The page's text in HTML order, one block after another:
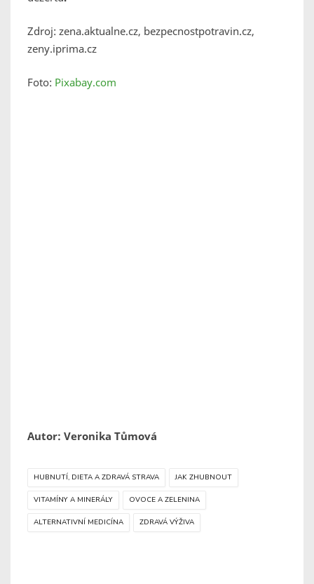
Zdroj: zena.aktualne.cz, bezpecnostpotravin.cz,
zeny.iprima.cz
Foto: Pixabay.com
Autor: Veronika Tůmová
HUBNUTÍ, DIETA A ZDRAVÁ STRAVA JAK ZHUBNOUT
VITAMÍNY A MINERÁLY OVOCE A ZELENINA
ALTERNATIVNÍ MEDICÍNA ZDRAVÁ VÝŽIVA